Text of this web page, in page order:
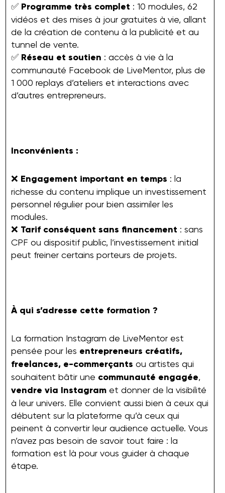
✅ Programme très complet : 10 modules, 62
vidéos et des mises à jour gratuites à vie, allant
de la création de contenu à la publicité et au
tunnel de vente.
✅ Réseau et soutien : accès à vie à la
communauté Facebook de LiveMentor, plus de
1 000 replays d’ateliers et interactions avec
d’autres entrepreneurs.
Inconvénients :
❌ Engagement important en temps : la
richesse du contenu implique un investissement
personnel régulier pour bien assimiler les
modules.
❌ Tarif conséquent sans financement : sans
CPF ou dispositif public, l’investissement initial
peut freiner certains porteurs de projets.
À qui s’adresse cette formation ?
La formation Instagram de LiveMentor est
pensée pour les entrepreneurs créatifs,
freelances, e-commerçants ou artistes qui
souhaitent bâtir une communauté engagée,
vendre via Instagram et donner de la visibilité
à leur univers. Elle convient aussi bien à ceux qui
débutent sur la plateforme qu’à ceux qui
peinent à convertir leur audience actuelle. Vous
n’avez pas besoin de savoir tout faire : la
formation est là pour vous guider à chaque
étape.